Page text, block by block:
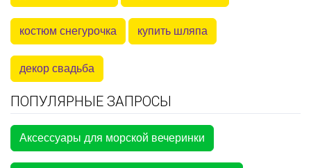
костюм снегурочка купить шляпа
декор свадьба
ПОПУЛЯРНЫЕ ЗАПРОСЫ
Аксессуары для морской вечеринки